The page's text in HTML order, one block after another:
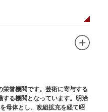
誉機関です。芸術に寄与する
する機関となっています。明治
母体とし、改組拡充を経て昭